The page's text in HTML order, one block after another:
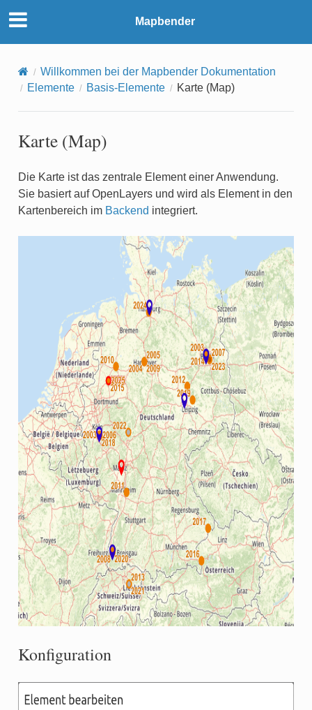
Mapbender
Willkommen bei der Mapbender Dokumentation
Elemente
Basis-Elemente Karte (Map)
Karte (Map)
Die Karte ist das zentrale Element einer Anwendung.
Sie basiert auf OpenLayers und wird als Element in den
Kartenbereich im Backend integriert.
Konfiguration